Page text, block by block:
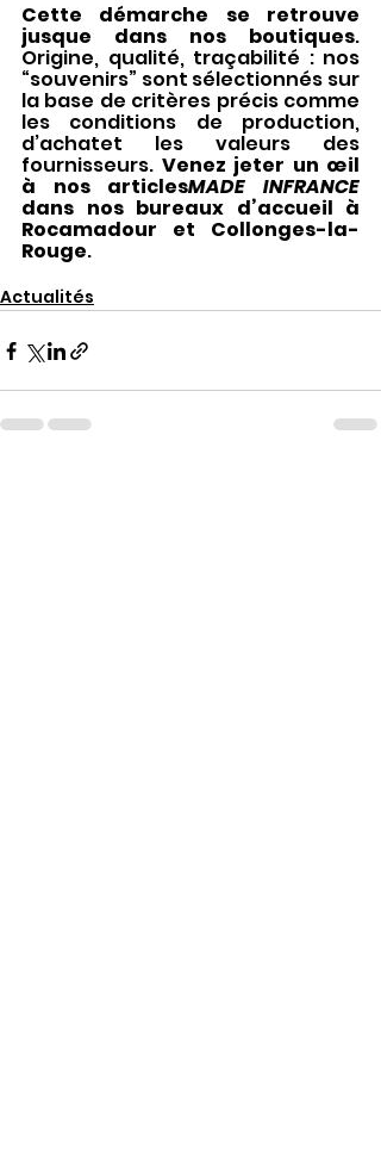
Cette démarche se retrouve
jusque dans nos boutiques.
Origine, qualité, traçabilité : nos
“souvenirs” sont sélectionnés sur
la base de critères précis comme
les conditions de production,
d’achatet les valeurs des
fournisseurs. Venez jeter un œil
à nos articles
dans nos bureaux d’accueil à
Rocamadour et Collonges-la-
Rouge.
Actualités